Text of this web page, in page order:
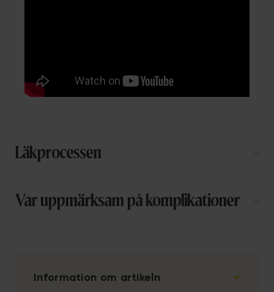
Läkprocessen
Var uppmärksam på komplikationer
Information om artikeln